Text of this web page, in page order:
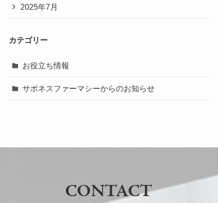
2025年7月
カテゴリー
お役立ち情報
サポネスファーマシーからのお知らせ
CONTACT